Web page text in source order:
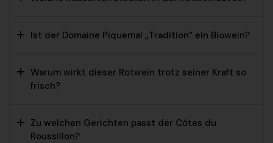
Ist der Domaine Piquemal „Tradition“ ein Biowein?
Warum wirkt dieser Rotwein trotz seiner Kraft so
frisch?
Zu welchen Gerichten passt der Côtes du
Roussillon?